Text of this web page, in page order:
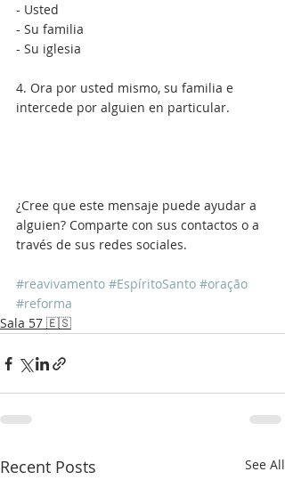
- Usted
- Su familia
- Su iglesia
4. Ora por usted mismo, su familia e
intercede por alguien en particular.
¿Cree que este mensaje puede ayudar a
alguien? Comparte con sus contactos o a
través de sus redes sociales.
#reavivamento #EspíritoSanto #oração
#reforma
Sala 57 🇪🇸
Recent Posts See All